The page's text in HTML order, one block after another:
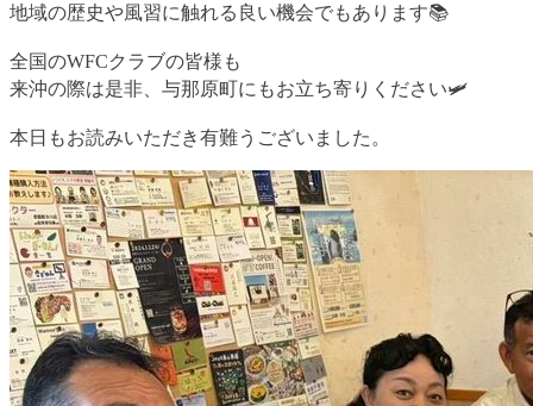
地域の歴史や風習に触れる良い機会でもあります📚
全国のWFCクラブの皆様も
来沖の際は是非、与那原町にもお立ち寄りください🛩️
本日もお読みいただき有難うございました。